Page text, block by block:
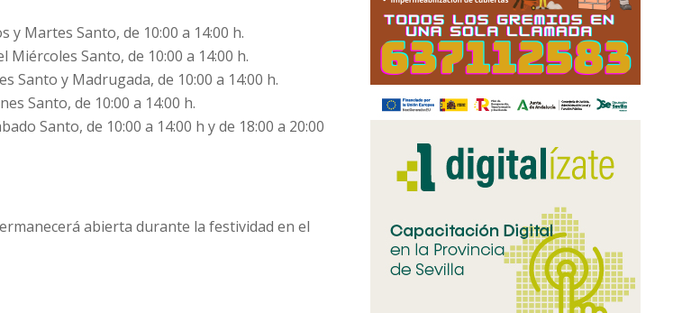
Martes Santo, de 10:00 a 14:00 h.
Santo, de 10:00 a 14:00 h.
Santo y Madrugada, de 10:00 a 14:00 h.
Santo, de 10:00 a 14:00 h.
Santo, de 10:00 a 14:00 h y de 18:00 a 20:00
abierta durante la festividad en el